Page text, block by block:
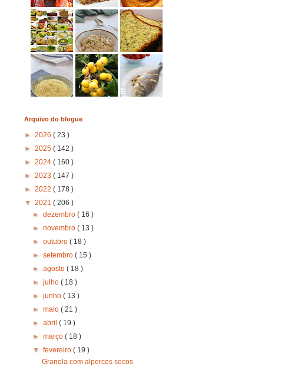
Arquivo do blogue
► 2026 ( 23 )
► 2025 ( 142 )
► 2024 ( 160 )
► 2023 ( 147 )
► 2022 ( 178 )
▼ 2021 ( 206 )
►dezembro( 16 )
►novembro( 13 )
►outubro( 18 )
►setembro( 15 )
►agosto( 18 )
►julho( 18 )
►junho( 13 )
►maio( 21 )
►abril( 19 )
►março( 18 )
▼fevereiro( 19 )
Granola com alperces secos